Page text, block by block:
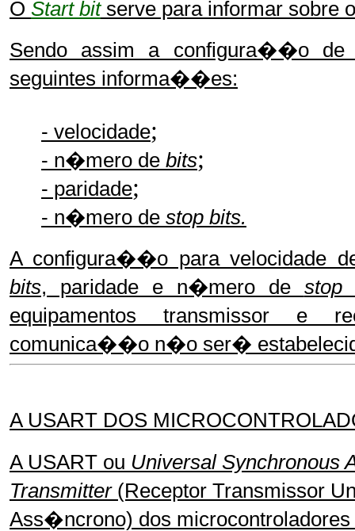
O Start bitserve para informar sobre
Sendo assim a configura��o de
seguintes informa��es:
- velocidade;
- n�mero de bits;
- paridade;
- n�mero de stop bits.
A configura��o para velocidade
bits, paridade e n�mero de stop
equipamentos transmissor e
comunica��o n�o ser�
A USART DOS
A USART ou Universal Synchronous
Transmitter(Receptor Transmissor
Ass�ncrono) dos microcontroladores